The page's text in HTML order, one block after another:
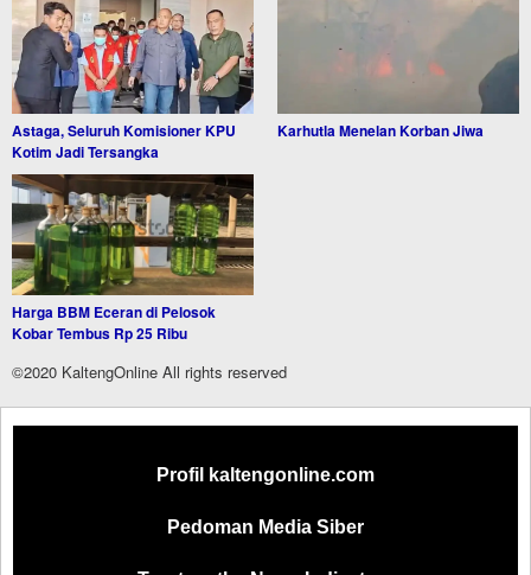
Astaga, Seluruh Komisioner KPU
Kotim Jadi Tersangka
Karhutla Menelan Korban Jiwa
Harga BBM Eceran di Pelosok
Kobar Tembus Rp 25 Ribu
©2020 KaltengOnline All rights reserved
Profil kaltengonline.com
Pedoman Media Siber